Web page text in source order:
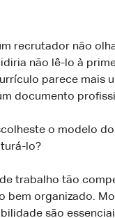
recrutador não
não lê-lo à
parece mais
documento
o modelo
lo?
trabalho tão
bem organizado.
são